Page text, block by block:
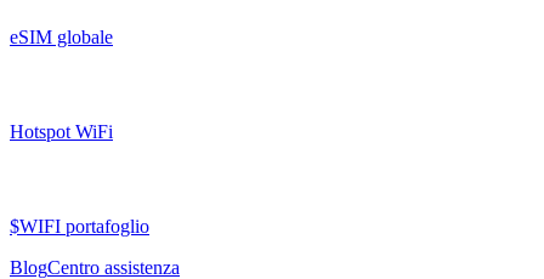
eSIM globale
Hotspot WiFi
$WIFI portafoglio
BlogCentro assistenza